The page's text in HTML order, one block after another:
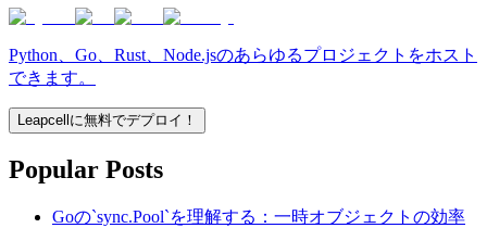
Python、Go、Rust、Node.jsのあらゆるプロジェクトをホスト
できます。
Leapcellに無料でデプロイ！
Popular Posts
Goの`sync.Pool`を理解する：一時オブジェクトの効率